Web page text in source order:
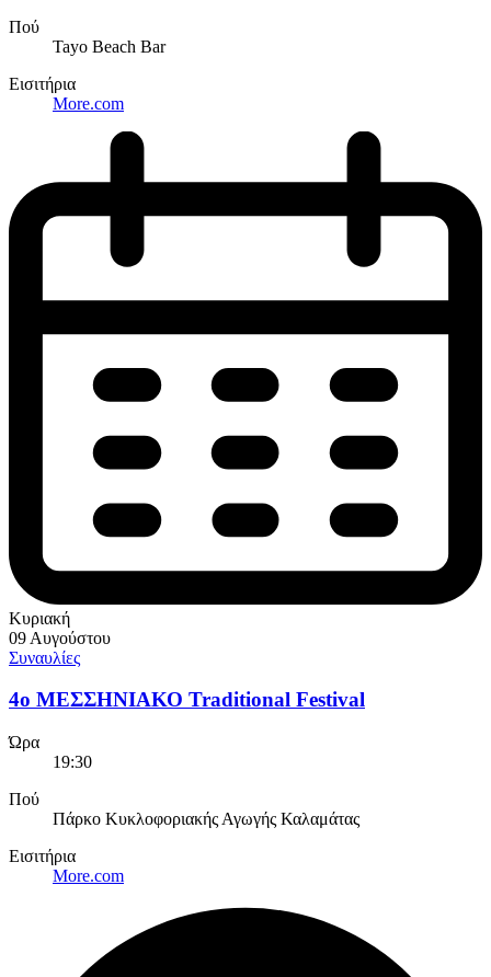
Πού
Tayo Beach Bar
Εισιτήρια
More.com
Κυριακή
09 Αυγούστου
Συναυλίες
4ο ΜΕΣΣΗΝΙΑΚΟ Traditional Festival
Ώρα
19:30
Πού
Πάρκο Κυκλοφοριακής Αγωγής Καλαμάτας
Εισιτήρια
More.com